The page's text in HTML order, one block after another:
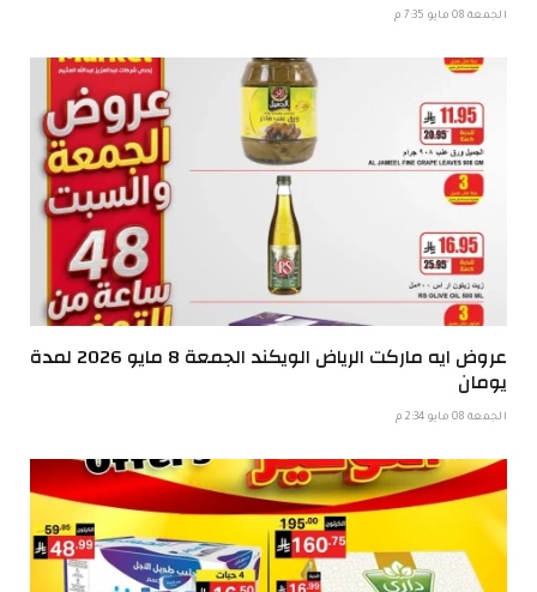
الجمعة 08 مايو 7:35 م
عروض ايه ماركت الرياض الويكند الجمعة 8 مايو 2026 لمدة
يومان
الجمعة 08 مايو 2:34 م